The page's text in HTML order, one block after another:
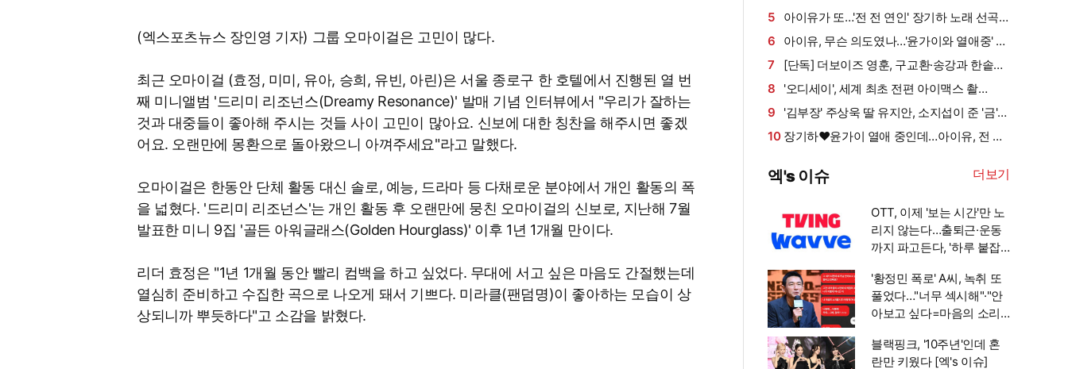
(엑스포츠뉴스 장인영 기자) 그룹 오마이걸은 고민이 많다.
최근 오마이걸 (효정, 미미, 유아, 승희, 유빈, 아린)은 서울 종로구 한 호텔에서 진행된 열 번
째 미니앨범 '드리미 리조넌스(Dreamy Resonance)' 발매 기념 인터뷰에서 "우리가 잘하는
것과 대중들이 좋아해 주시는 것들 사이 고민이 많아요. 신보에 대한 칭찬을 해주시면 좋겠
어요. 오랜만에 몽환으로 돌아왔으니 아껴주세요"라고 말했다.
오마이걸은 한동안 단체 활동 대신 솔로, 예능, 드라마 등 다채로운 분야에서 개인 활동의 폭
을 넓혔다. '드리미 리조넌스'는 개인 활동 후 오랜만에 뭉친 오마이걸의 신보로, 지난해 7월
발표한 미니 9집 '골든 아워글래스(Golden Hourglass)' 이후 1년 1개월 만이다.
리더 효정은 "1년 1개월 동안 빨리 컴백을 하고 싶었다. 무대에 서고 싶은 마음도 간절했는데
열심히 준비하고 수집한 곡으로 나오게 돼서 기쁘다. 미라클(팬덤명)이 좋아하는 모습이 상
상되니까 뿌듯하다"고 소감을 밝혔다.
데…"비누인 줄, 엄마가 알아봐" (원마이크)
5
아이유가 또…'전 전 연인' 장기하 노래 선곡
이 부른 파장 [엑's 이슈]
6
아이유, 무슨 의도였나…'윤가이와 열애중' 장
기하 BGM에 의견분분 [엑's 이슈]
7
[단독] 더보이즈 영훈, 구교환·송강과 한솥
밥…나무엑터스 전속계약
8
'오디세이', 세계 최초 전편 아이맥스 촬
영…"16살부터 꾸던 꿈" [놀란 왔다 가요①]
9
'김부장' 주상욱 딸 유지안, 소지섭이 준 '금'
방치했다…"비누인 줄"
10 장기하♥윤가이 열애 중인데…아이유, 전 연
엑's 이슈 더보기
OTT, 이제 '보는 시간'만 노
리지 않는다…출퇴근·운동
까지 파고든다, '하루 붙잡
'황정민 폭로' A씨, 녹취 또
풀었다…"너무 섹시해"·"안
아보고 싶다=마음의 소리
블랙핑크, '10주년'인데 혼
란만 키웠다 [엑's 이슈]